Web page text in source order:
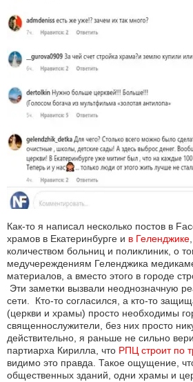
Как-то я написал несколько постов в
храмов в Екатеринбурге и в Геленджике
количеством больниц и поликлиник, о
медучереждениям Геленджика
материалов, а вместо этого в городе
Эти заметки вызвали неоднозначную
сети. Кто-то согласился, а кто-то
(церкви и храмы) просто необходимы
священнослужители, без них просто
действительно, я раньше не сильно
партиарха Кирилла, что РПЦ строит по
видимо это правда. Такое ощущение,
общественных зданий, одни храмы и